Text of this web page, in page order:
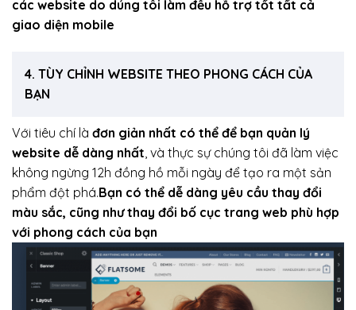
các website do dúng tôi làm đều hỗ trợ tốt tất cả
giao diện mobile
4. TÙY CHỈNH WEBSITE THEO PHONG CÁCH CỦA
BẠN
Với tiêu chí là đơn giản nhất có thể để bạn quản lý
website dễ dàng nhất , và thực sự chúng tôi đã làm việc
không ngừng 12h đồng hồ mỗi ngày để tạo ra một sản
phẩm đột phá.Bạn có thể dễ dàng yêu cầu thay đổi
màu sắc, cũng như thay đổi bố cục trang web phù hợp
với phong cách của bạn